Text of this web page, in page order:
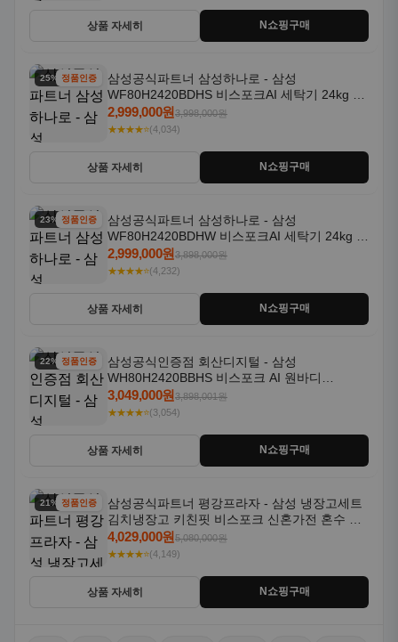
상품 자세히 N쇼핑구매
25% 할인정품인증
삼성공식파트너 삼성하나로 - 삼성
WF80H2420BDHS 비스포크AI 세탁기 24kg 건
조기 20kg 세제자동투입
2,999,000원3,998,000원
★★★★⭐(4,034)
상품 자세히 N쇼핑구매
23% 할인정품인증
삼성공식파트너 삼성하나로 - 삼성
WF80H2420BDHW 비스포크AI 세탁기 24kg 건
조기 20kg 세제자동투입
2,999,000원3,898,000원
★★★★⭐(4,232)
상품 자세히 N쇼핑구매
22% 할인정품인증
삼성공식인증점 회산디지털 - 삼성
WH80H2420BBHS 비스포크 AI 원바디
24kg+20kg 세제자동투입 1등급
3,049,000원3,898,001원
★★★★⭐(3,054)
상품 자세히 N쇼핑구매
21% 할인정품인증
삼성공식파트너 평강프라자 - 삼성 냉장고세트
김치냉장고 키친핏 비스포크 신혼가전 혼수 입
주가전 빌트인 화이트
4,029,000원5,080,000원
★★★★⭐(4,149)
상품 자세히 N쇼핑구매